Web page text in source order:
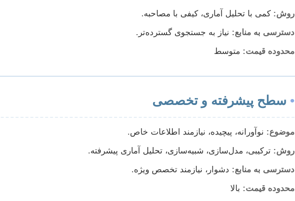
روش: کمی با تحلیل آماری، کیفی با مصاحبه.
دسترسی به منابع: نیاز به جستجوی گسترده‌تر.
محدوده قیمت: متوسط
• سطح پیشرفته و تخصصی
موضوع: نوآورانه، پیچیده، نیازمند اطلاعات خاص.
روش: ترکیبی، مدل‌سازی، شبیه‌سازی، تحلیل آماری پیشرفته.
دسترسی به منابع: دشوار، نیازمند تخصص ویژه.
محدوده قیمت: بالا